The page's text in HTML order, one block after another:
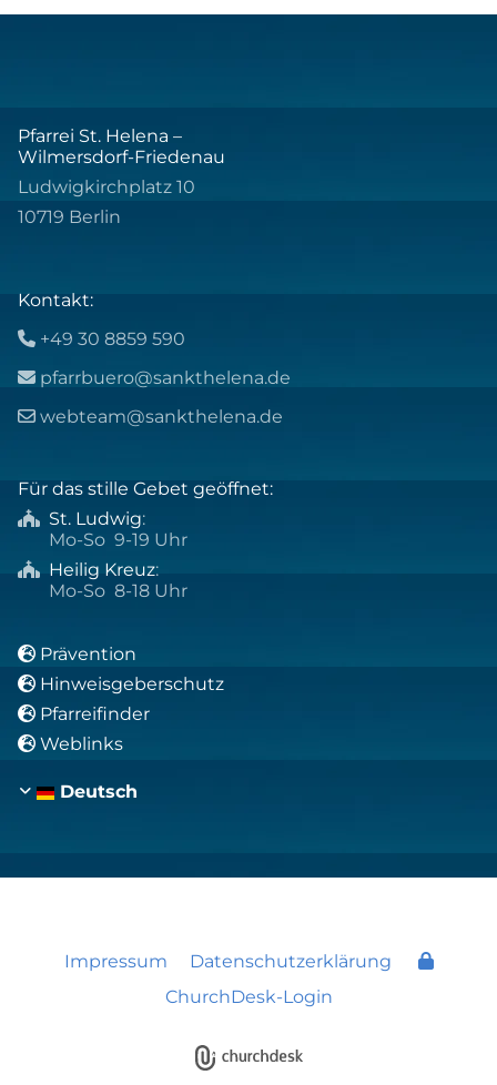
Pfarrei St. Helena –
Wilmersdorf-Friedenau
Ludwigkirchplatz 10
10719 Berlin
Kontakt:
 +49 30 8859 590
 pfarrbuero@sankthelena.de
 webteam@sankthelena.de
Für das stille Gebet geöffnet:
 St. Ludwig:
Mo-So 9-19 Uhr
 Heilig Kreuz:
Mo-So 8-18 Uhr
 Prävention
 Hinweisgeberschutz
 Pfarreifinder
 Weblinks
Deutsch
Impressum
Datenschutzerklärung
ChurchDesk-Login